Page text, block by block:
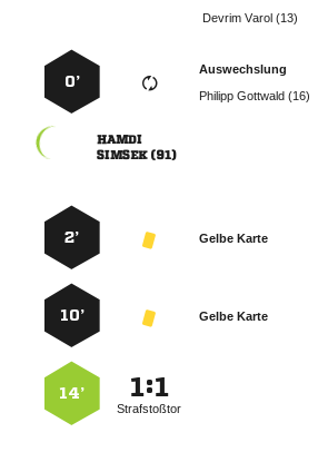
  
Auswechslung
  
0’

 
Gelbe Karte
2’
Gelbe Karte
10’
:
Strafstoßtor
14’